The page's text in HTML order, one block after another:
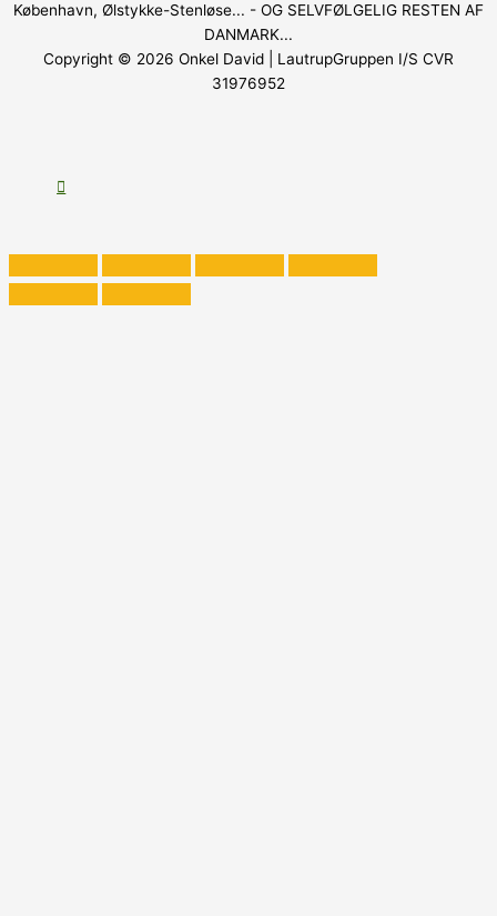
København, Ølstykke-Stenløse... - OG SELVFØLGELIG RESTEN AF
DANMARK...
Copyright © 2026 Onkel David | LautrupGruppen I/S CVR
31976952